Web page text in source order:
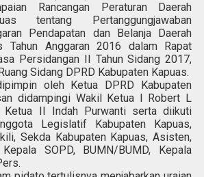
Rancangan Peraturan Daerah
tentang Pertanggungjawaban
Pendapatan dan Belanja Daerah
Tahun Anggaran 2016 dalam Rapat
Persidangan II Tahun Sidang 2017,
Sidang DPRD Kabupaten Kapuas.
oleh Ketua DPRD Kabupaten
didampingi Wakil Ketua I Robert L
Ketua II Indah Purwanti serta diikuti
Legislatif Kabupaten Kapuas,
Sekda Kabupaten Kapuas, Asisten,
SOPD, BUMN/BUMD, Kepala